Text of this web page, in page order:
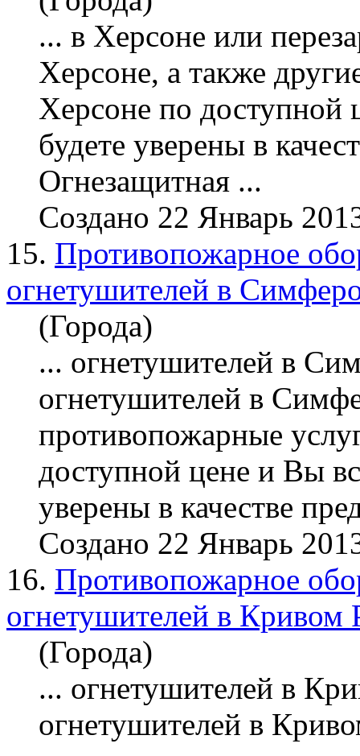
... в Херсоне или пере
Херсоне, а также
Херсоне по доступной
будете уверены в
Огнезащитная ...
Создано 22 Январь
15. Противопожарное
огнетушителей в
(Города)
... огнетушителей в
огнетушителей в
противопожарные
доступной цене и Вы
уверены в качестве
Создано 22 Январь
16. Противопожарное
огнетушителей в Кривом
(Города)
... огнетушителей в
огнетушителей в